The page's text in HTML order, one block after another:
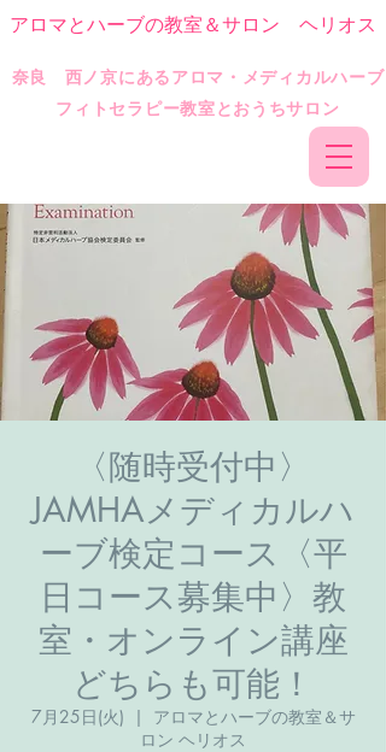
​奈良 西ノ京にあるアロマ・メディカルハーブ
フィトセラピー教室とおうちサロン
アロマとハーブの教室＆サロン ヘリオス
〈随時受付中〉
JAMHAメディカルハ
ーブ検定コース〈平
日コース募集中〉教
室・オンライン講座
どちらも可能！
7月25日(火)
  |
アロマとハーブの教室＆サ
ロン ヘリオス